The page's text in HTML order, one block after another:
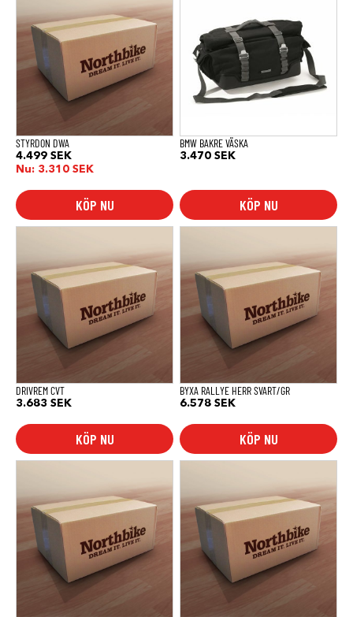
STYRDON DWA
4.499 SEK
Nu: 3.310 SEK
KÖP NU
BMW BAKRE VÄSKA
3.470 SEK
KÖP NU
DRIVREM CVT
3.683 SEK
KÖP NU
BYXA RALLYE HERR SVART/GR
6.578 SEK
KÖP NU